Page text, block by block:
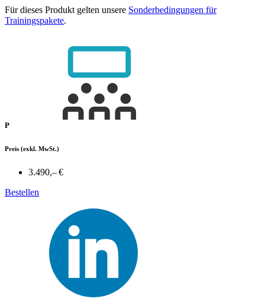
Für dieses Produkt gelten unsere Sonderbedingungen für
Trainingspakete.
P
Preis (exkl. MwSt.)
3.490,– €
Bestellen